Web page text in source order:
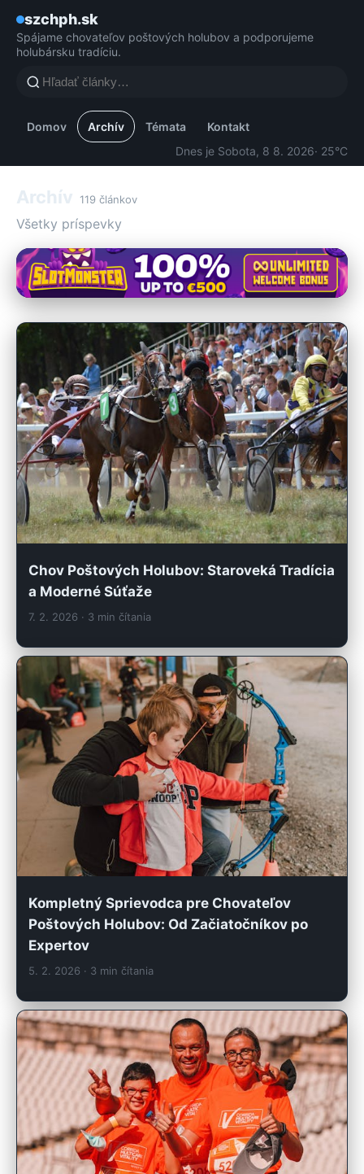
szchph.sk
Spájame chovateľov poštových holubov a podporujeme
holubársku tradíciu.
Domov Archív Témata
Kontakt
Dnes je Sobota, 8 8. 2026· 25°C
Archív 119 článkov
Všetky príspevky
Chov Poštových Holubov: Staroveká Tradícia
a Moderné Súťaže
7. 2. 2026 · 3 min čítania
Kompletný Sprievodca pre Chovateľov
Poštových Holubov: Od Začiatočníkov po
Expertov
5. 2. 2026 · 3 min čítania